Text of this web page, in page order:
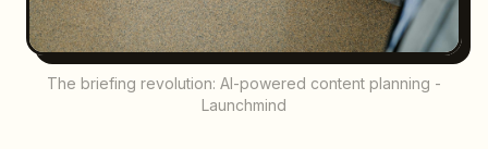
The briefing revolution: AI-powered content planning -
Launchmind